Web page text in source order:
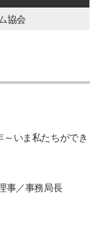
協会
いま私たちができ
事／事務局長